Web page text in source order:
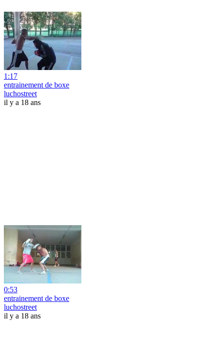
1:17
entrainement de boxe
luchostreet
il y a 18 ans
0:53
entrainement de boxe
luchostreet
il y a 18 ans